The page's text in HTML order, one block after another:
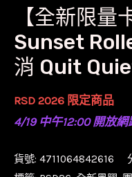
【全新限量
Sunset
消 Quit
RSD 2026 限定商品
4/19 中午12:00 開放網
貨號: 4711064842616